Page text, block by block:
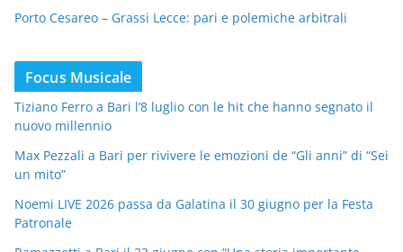
Porto Cesareo – Grassi Lecce: pari e polemiche arbitrali
Focus Musicale
Tiziano Ferro a Bari l’8 luglio con le hit che hanno segnato il
nuovo millennio
Max Pezzali a Bari per rivivere le emozioni de “Gli anni” di “Sei
un mito”
Noemi LIVE 2026 passa da Galatina il 30 giugno per la Festa
Patronale